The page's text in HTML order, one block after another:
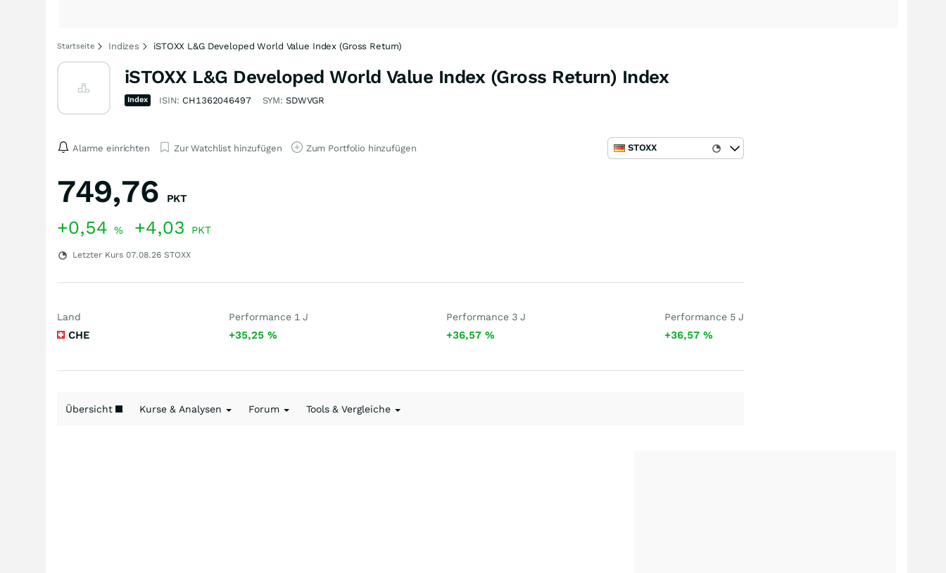
Startseite Indizes iSTOXX L&G Developed World Value Index (Gross Return)
iSTOXX L&G Developed World Value Index (Gross Return) Index
Index ISIN: CH1362046497 SYM: SDWVGR
Alarme einrichten Zur Watchlist hinzufügen Zum Portfolio hinzufügen STOXX
749,76 PKT
+0,54 % +4,03 PKT
Letzter Kurs 07.08.26 STOXX
Land
CHE
Performance 1 J
+35,25 %
Performance 3 J
+36,57%
Performance 5 J
+36,57 %
Übersicht Kurse & Analysen Forum Tools & Vergleiche